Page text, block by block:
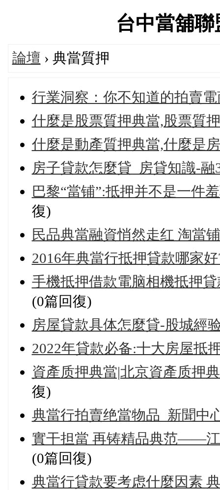
台中當舖
論壇 › 典當質押
行業洞察：你不知道的拍賣
什麼是股票質押典當,股票質
什麼是動產質押典當,什麼是
房子貸款怎麼貸_房貸知識-融
巴黎“當铺”:抵押并不是一件
復)
民品典當融資悄然走红 淘當
2016年典當行抵押貸款哪家好
手機抵押借款電脑相機抵押
(0篇回復)
房屋貸款具体怎麼貸-股城經
2022年貸款必备:十大房屋抵
資產质押典當|北京資產质押
復)
典當行拍賣绝當物品_新聞中
實干担當 再铸精品典范——
(0篇回復)
典當行貸款要考虑什麼因素